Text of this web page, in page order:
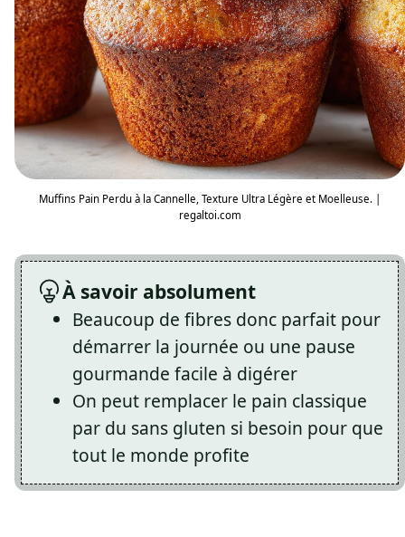
Muffins Pain Perdu à la Cannelle, Texture Ultra Légère et Moelleuse. |
regaltoi.com
À savoir absolument
Beaucoup de fibres donc parfait pour
démarrer la journée ou une pause
gourmande facile à digérer
On peut remplacer le pain classique
par du sans gluten si besoin pour que
tout le monde profite